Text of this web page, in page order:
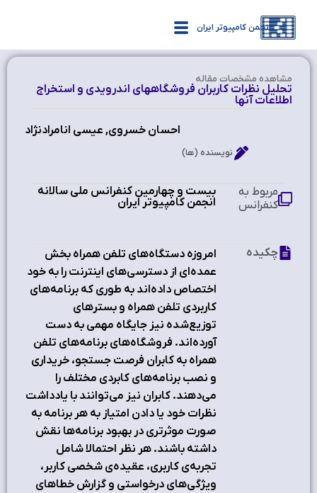
انجمن کامپیوتر ایران
مشاهده‌ مشخصات مقاله
تحليل نظرات کاربران فروشگاه‎هاي اندرويدي و استخراج
اطلاعات آنها
احسان خسروی, عیسی انامرادنژاد
نویسنده (ها)
بیست و چهارمین کنفرانس ملی سالانه
انجمن کامپیوتر ایران
مربوط به
کنفرانس
امروزه دستگاه‌هاي تلفن همراه بخش
عمده‌اي از دسترسي‌هاي اينترنت را به خود
اختصاص داده‌اند به طوري که برنامه‌هاي
کاربردي تلفن همراه و بسترهاي
توزيع‌شده نيز جايگاه مهمي به دست
آورده‌اند. فروشگاه‌هاي برنامه‌هاي تلفن
همراه به کابران فرصت جستجو، خريداري
و نصب برنامه‌هاي کابردي مختلف را
مي‌دهند. کابران نيز مي‌توانند با يادداشت
نظرات خود يا دادن امتياز به هر برنامه به
صورت موثرتري در بهبود برنامه‌ها نقش
داشته باشند. هر نظر احتمالا شامل
تجربه‌ي کاربري، عقيده‌ي شخصي کاربر،
ويژگي‌هاي درخواستي و گزارش خطاهاي
چکیده